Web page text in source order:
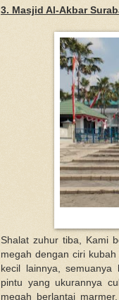
3. Masjid Al-Akbar
Shalat zuhur tiba, Kami
megah dengan ciri
kecil lainnya, semuanya
pintu yang ukurannya
megah berlantai